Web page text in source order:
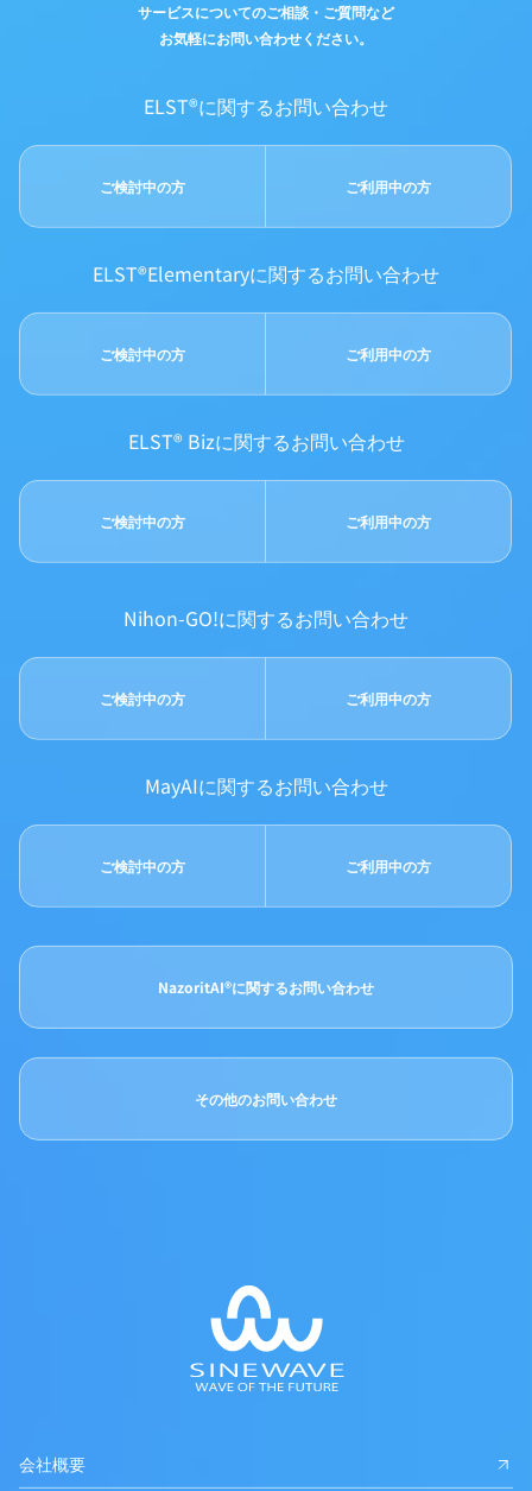
サービスについてのご相談・ご質問など
お気軽にお問い合わせください。
ELST®に関するお問い合わせ
ご検討中の方 ご利用中の方
ELST®Elementaryに関するお問い合わせ
ご検討中の方 ご利用中の方
ELST® Bizに関するお問い合わせ
ご検討中の方 ご利用中の方
Nihon-GO!に関するお問い合わせ
ご検討中の方 ご利用中の方
MayAIに関するお問い合わせ
ご検討中の方 ご利用中の方
NazoritAI®に関するお問い合わせ
その他のお問い合わせ
会社概要